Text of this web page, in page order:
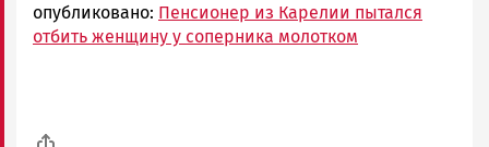
опубликовано: Пенсионер из Карелии пытался
отбить женщину у соперника молотком